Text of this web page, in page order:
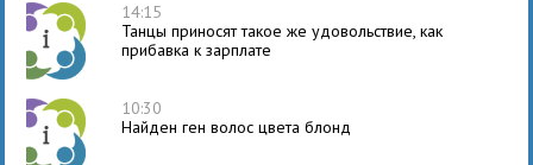
14:15
Танцы приносят такое же удовольствие, как
прибавка к зарплате
10:30
Найден ген волос цвета блонд